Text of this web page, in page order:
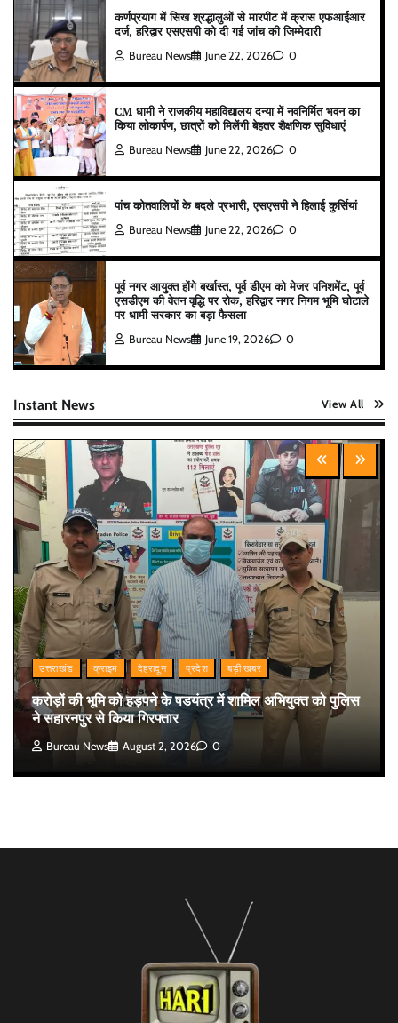
कर्णप्रयाग में सिख श्रद्धालुओं से मारपीट में क्रास एफआईआर
दर्ज, हरिद्वार एसएसपी को दी गई जांच की जिम्मेदारी
Bureau News June 22, 2026 0
CM धामी ने राजकीय महाविद्यालय दन्या में नवनिर्मित भवन का
किया लोकार्पण, छात्रों को मिलेंगी बेहतर शैक्षणिक सुविधाएं
Bureau News June 22, 2026 0
पांच कोतवालियों के बदले प्रभारी, एसएसपी ने हिलाई कुर्सियां
Bureau News June 22, 2026 0
पूर्व नगर आयुक्त होंगे बर्खास्त, पूर्व डीएम को मेजर पनिशमेंट, पूर्व
एसडीएम की वेतन वृद्धि पर रोक, हरिद्वार नगर निगम भूमि घोटाले
पर धामी सरकार का बड़ा फैसला
Bureau News June 19, 2026 0
Instant News View All
उत्तराखंड क्राइम देहरादून प्रदेश बड़ी खबर
करोड़ों की भूमि को हड़पने के षडयंत्र में शामिल अभियुक्त को पुलिस
ने सहारनपुर से किया गिरफ्तार
Bureau News August 2, 2026 0